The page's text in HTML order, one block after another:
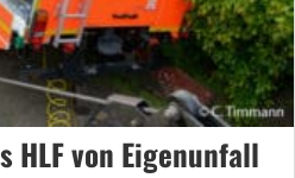
HLF von Eigenunfall